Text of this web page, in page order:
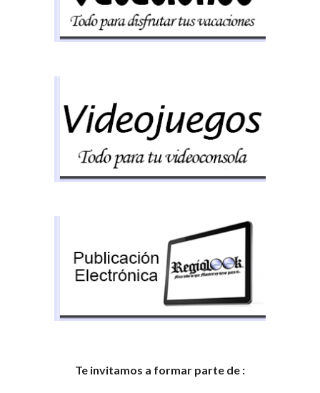
Te invitamos a formar parte de :